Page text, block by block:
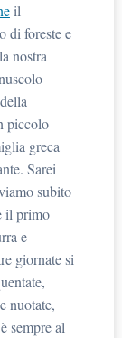
il
di foreste e
nostra
piccolo
greca
Sarei
subito
il primo
e
giornate si
nuotate,
sempre al